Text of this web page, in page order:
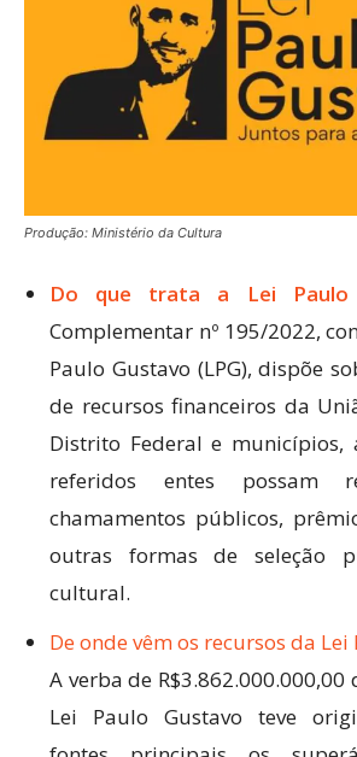
Produção: Ministério da Cultura
Do que trata a Lei Paulo
Complementar nº 195/2022,
Paulo Gustavo (LPG), dispõe
de recursos financeiros da
Distrito Federal e
referidos entes possam
chamamentos públicos,
outras formas de seleção
cultural.
De onde vêm os recursos da Lei
A verba de
Lei Paulo Gustavo teve